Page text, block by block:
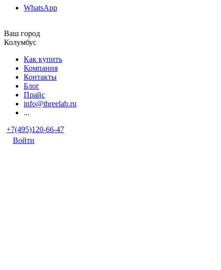
WhatsApp
Ваш город
Колумбус
Как купить
Компания
Контакты
Блог
Прайс
info@threelab.ru
...
+7(495)120-66-47
Войти